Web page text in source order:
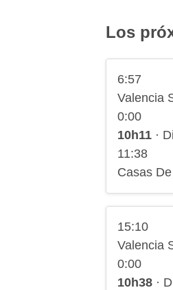
Los
6:57
Valencia
0:00
10h11 ·
11:38
Casas
15:10
Valencia
0:00
10h38 ·